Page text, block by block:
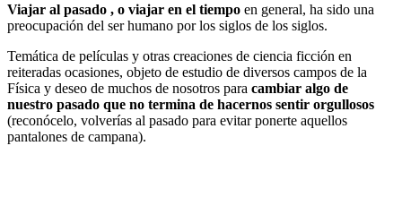
Viajar al pasado , o viajar en el tiempo en general, ha sido una
preocupación del ser humano por los siglos de los siglos.
Temática de películas y otras creaciones de ciencia ficción en
reiteradas ocasiones, objeto de estudio de diversos campos de la
Física y deseo de muchos de nosotros para cambiar algo de
nuestro pasado que no termina de hacernos sentir orgullosos
(reconócelo, volverías al pasado para evitar ponerte aquellos
pantalones de campana).